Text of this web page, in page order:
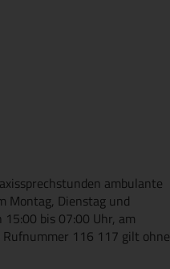
ambulante
Montag, Dienstag und
bis 07:00 Uhr, am
116 117 gilt ohne